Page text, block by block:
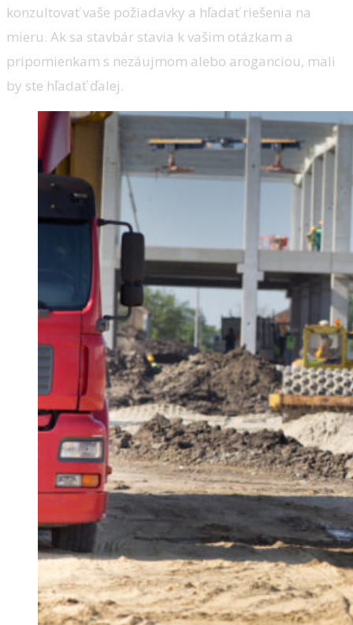
konzultovať vaše požiadavky a hľadať riešenia na
mieru. Ak sa stavbár stavia k vašim otázkam a
pripomienkam s nezáujmom alebo aroganciou, mali
by ste hľadať ďalej.